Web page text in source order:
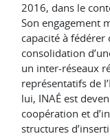
2016, dans le
Son engagement
capacité à
consolidation
un inter-réseaux
représentatifs de
lui, INAÉ est
coopération et
structures